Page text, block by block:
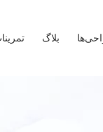
بلاگ